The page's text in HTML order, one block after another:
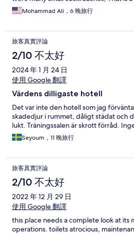
Mohammad Ali，6 晚旅行
旅客真實評論
2/10 不太好
2024 年 1 月 24 日
使用 Google 翻譯
Värdens dilligaste hotell
Det var inte den hotell som jag
skadedjur i rummet, dåligt städat och
lukt. Träningssalen är skrott förråd.
Seyoum，11 晚旅行
旅客真實評論
2/10 不太好
2022 年 12 月 29 日
使用 Google 翻譯
this place needs a complete look at its
operations. toilets atrocious,